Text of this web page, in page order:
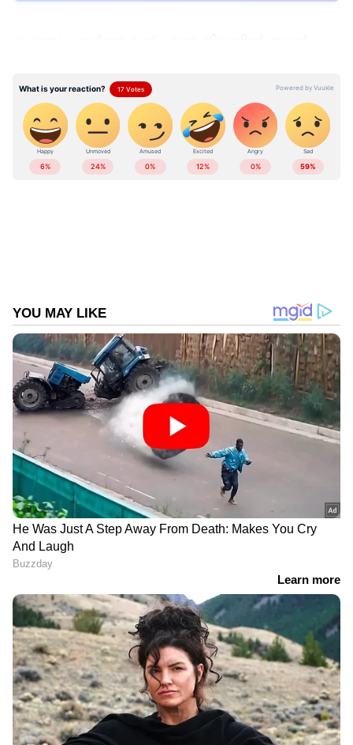
എന്നും പറയുന്നുണ്ട്. എല്ലാവരോടും
ഒറ്റവാക്കിൽ നന്ദി പറഞ്ഞാണ് പോസ്റ്റ്
അവസാനിപ്പിക്കുന്നതും. ചവറ എംഎൽഎ
ആയിരുന്ന പിതാവ് എൻ വിജയൻ പിള്ളയുടെ
മരണത്തോടെയാണ് പിൻഗാമിയായി
വിജയൻപിള്ളയോടും മുൻ മന്ത്രി കൂടിയായ
ഷിബു ബേബിജോണിന് പരാജയം
ഏറ്റുവാങ്ങേണ്ടി വന്നിരുന്നു.
2021ൽ 1096 വോട്ടിനാണു സുജിത്ത്
വിജയിച്ചതെങ്കിൽ ഈ തെരഞ്ഞെടുപ്പിൽ 18,573
വോട്ടിനാണ് പരാജയപ്പെട്ടത്. ഇതോടെയാണ്
സമൂഹമാധ്യമത്തിലൂടെ ചവറയിലെ
തെരഞ്ഞെടുപ്പ് രാഷ്ട്രീയത്തിൽ നിന്നും
വിടവാങ്ങൽ കുറിച്ചത്. ഡോക്ടർ കൂടിയായ
സുജിത്ത് വിജയൻ പിള്ള ഇനി പ്രൊഫഷണൽ
ജോലിയിൽ കൂടുതൽ ശ്രദ്ധ